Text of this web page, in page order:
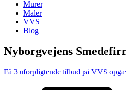
Murer
Maler
VVS
Blog
Nyborgvejens
Få 3 uforpligtende tilbud på VVS